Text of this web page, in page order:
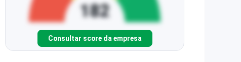
Consultar score da empresa